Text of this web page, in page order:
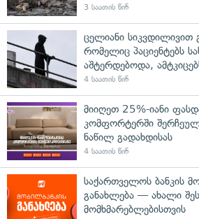
3 საათის წინ
ცელიანი სიკვდილივით
რომელიც პაციენტებს
აშტერდებოდა,
4 საათის წინ
მიიღეთ 25%-იანი
კომფორტერში
ნაწილ გადახდისას
4 საათის წინ
საქართველოს ბანკის
განახლება — ახალი
მომხმარებლებისთვის